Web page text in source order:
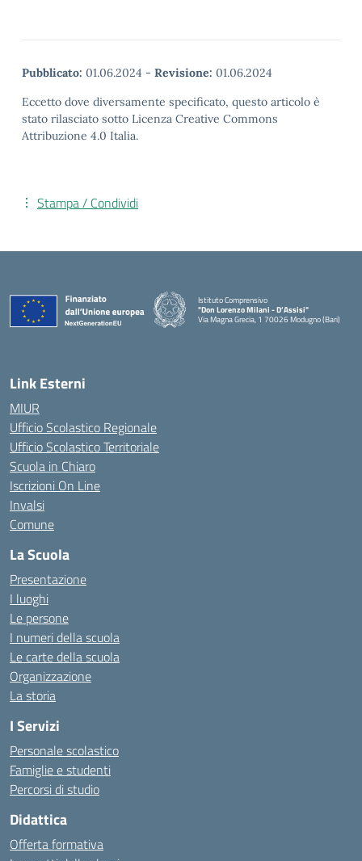
Pubblicato: 01.06.2024 - Revisione: 01.06.2024
Eccetto dove diversamente specificato, questo articolo è
stato rilasciato sotto Licenza Creative Commons
Attribuzione 4.0 Italia.
Stampa / Condividi
Istituto Comprensivo
"Don Lorenzo Milani - D’Assisi"
Via Magna Grecia, 1 70026 Modugno (Bari)
— Visita la pagina iniziale della scuola
Link Esterni
MIUR
Ufficio Scolastico Regionale
Ufficio Scolastico Territoriale
Scuola in Chiaro
Iscrizioni On Line
Invalsi
Comune
La Scuola
Presentazione
I luoghi
Le persone
I numeri della scuola
Le carte della scuola
Organizzazione
La storia
I Servizi
Personale scolastico
Famiglie e studenti
Percorsi di studio
Didattica
Offerta formativa